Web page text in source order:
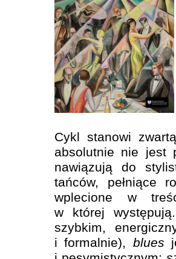
Cykl stanowi
absolutnie nie jest
nawiązują do
tańców, pełniące
wplecione w
w której
szybkim,
i formalnie), blues